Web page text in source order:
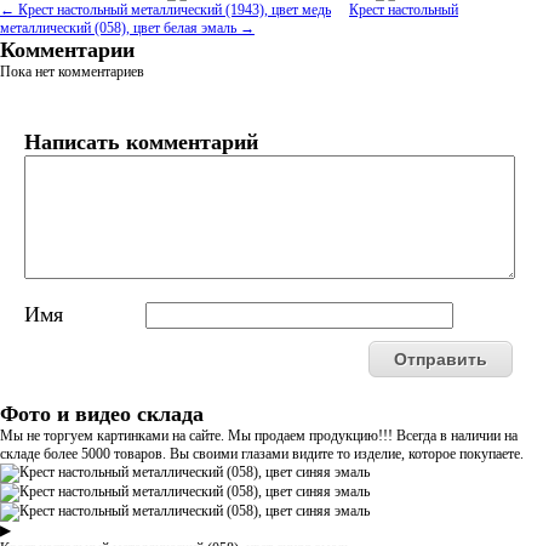
← Крест настольный металлический (1943), цвет медь
Крест настольный
металлический (058), цвет белая эмаль →
Комментарии
Пока нет комментариев
Написать комментарий
Имя
Фото и видео склада
Мы не торгуем картинками на сайте. Мы продаем продукцию!!! Всегда в наличии на
складе более 5000 товаров. Вы своими глазами видите то изделие, которое покупаете.
▶